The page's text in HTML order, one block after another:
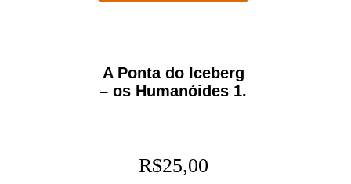
A Ponta do Iceberg
– os Humanóides 1.
R$25,00